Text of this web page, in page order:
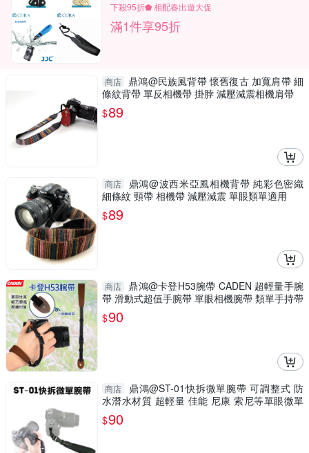
下殺95折⬟ 相配春出遊大促
滿1件享95折
商店
鼎鴻@民族風背帶 懷舊復古 加寬肩帶 細
條紋背帶 單反相機帶 掛脖 減壓減震相機肩帶
$89
商店
鼎鴻@波西米亞風相機背帶 純彩色密織
細條紋 頸帶 相機帶 減壓減震 單眼類單適用
$89
商店
鼎鴻@卡登H53腕帶 CADEN 超輕量手腕
帶 滑動式超值手腕帶 單眼相機腕帶 類單手持帶
$90
商店
鼎鴻@ST-01快拆微單腕帶 可調整式 防
水潛水材質 超輕量 佳能 尼康 索尼等單眼微單
類單相機適用
$90